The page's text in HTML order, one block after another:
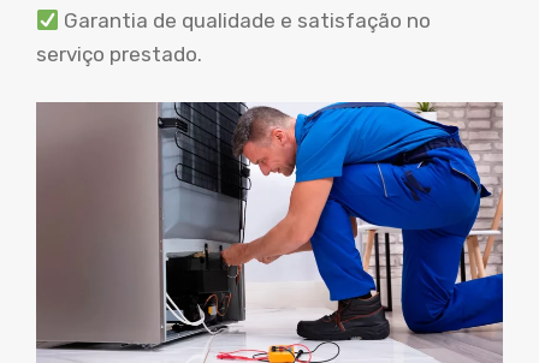
Garantia de qualidade e satisfação no
serviço prestado.